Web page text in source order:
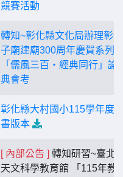
競賽活動
轉知~彰化縣文化局辦理彰
子廟建廟300周年慶賀系列
「儒風三百・經典同行」論
典會考
彰化縣大村國小115學年度
書版本
[ 內部公告 ] 轉知研習~臺北
天文科學教育館 「115年教